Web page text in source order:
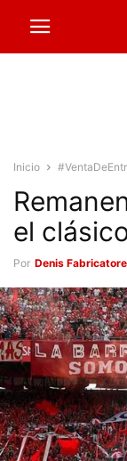
Inicio
el
Por Denis Fabricatore